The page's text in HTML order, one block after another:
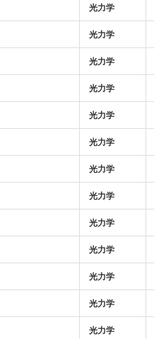
光力学
光力学
光力学
光力学
光力学
光力学
光力学
光力学
光力学
光力学
光力学
光力学
光力学